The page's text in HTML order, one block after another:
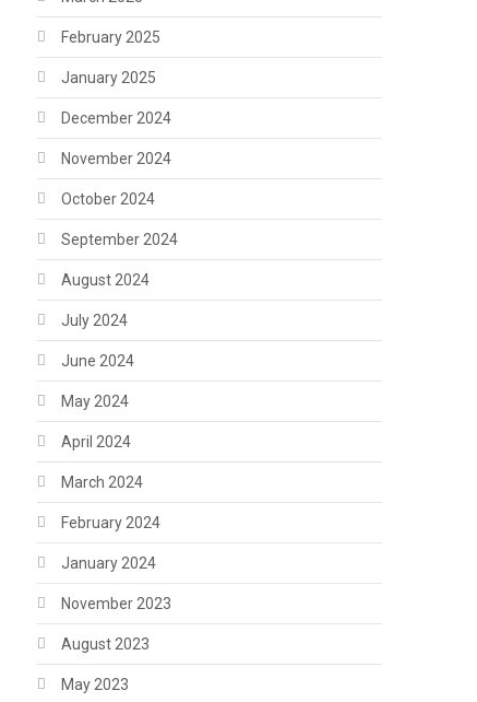
February 2025
January 2025
December 2024
November 2024
October 2024
September 2024
August 2024
July 2024
June 2024
May 2024
April 2024
March 2024
February 2024
January 2024
November 2023
August 2023
May 2023